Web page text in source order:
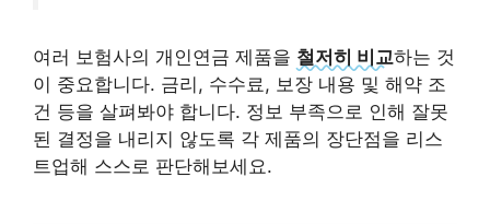
여러 보험사의 개인연금 제품을 철저히 비교하는 것
이 중요합니다. 금리, 수수료, 보장 내용 및 해약 조
건 등을 살펴봐야 합니다. 정보 부족으로 인해 잘못
된 결정을 내리지 않도록 각 제품의 장단점을 리스
트업해 스스로 판단해보세요.